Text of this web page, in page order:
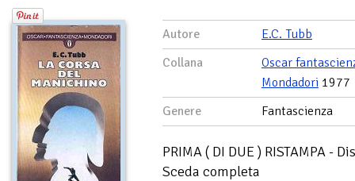
Autore
E.C. Tubb
Collana
Oscar
Mondadori 1977
Genere
Fantascienza
PRIMA ( DI DUE ) RISTAMPA -
Sceda completa